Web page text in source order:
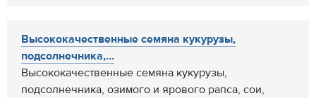
Высококачественные семяна кукурузы,
подсолнечника,...
Высококачественные семяна кукурузы,
подсолнечника, озимого и ярового рапса, сои,